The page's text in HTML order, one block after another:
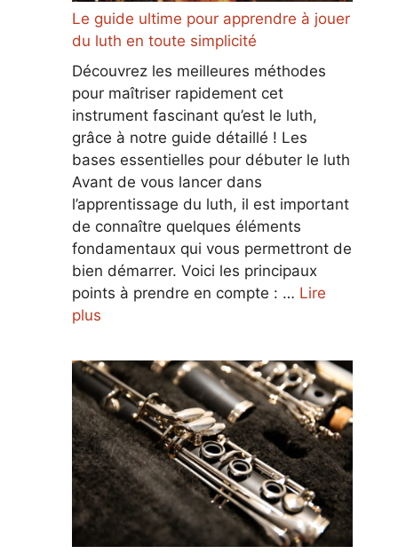
Le guide ultime pour apprendre à jouer
du luth en toute simplicité
Découvrez les meilleures méthodes
pour maîtriser rapidement cet
instrument fascinant qu’est le luth,
grâce à notre guide détaillé ! Les
bases essentielles pour débuter le luth
Avant de vous lancer dans
l’apprentissage du luth, il est important
de connaître quelques éléments
fondamentaux qui vous permettront de
bien démarrer. Voici les principaux
points à prendre en compte : … Lire
plus